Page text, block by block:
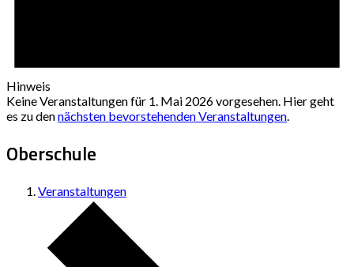
Hinweis
Keine Veranstaltungen für 1. Mai 2026 vorgesehen. Hier geht
es zu dennächsten bevorstehenden Veranstaltungen.
Oberschule
Veranstaltungen